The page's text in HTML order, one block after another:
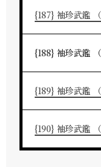
{187} 袖珍武鑑
{188} 袖珍武鑑
{189} 袖珍武鑑
{190} 袖珍武鑑